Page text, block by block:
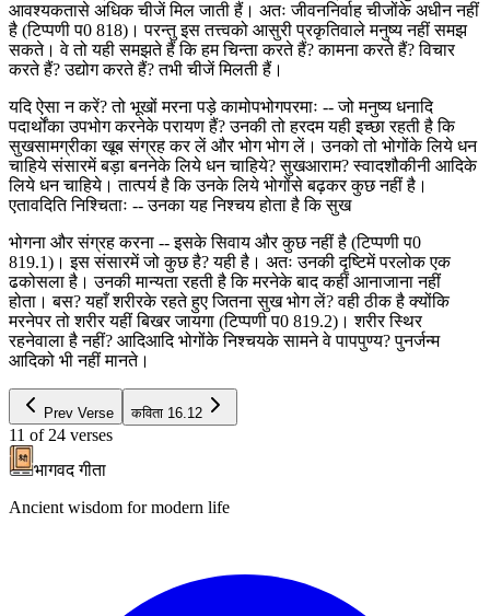
आवश्यकतासे अधिक चीजें मिल जाती हैं। अतः जीवननिर्वाह चीजोंके अधीन नहीं
है (टिप्पणी प0 818)। परन्तु इस तत्त्वको आसुरी प्रकृतिवाले मनुष्य नहीं समझ
सकते। वे तो यही समझते हैं कि हम चिन्ता करते हैं? कामना करते हैं? विचार
करते हैं? उद्योग करते हैं? तभी चीजें मिलती हैं।
यदि ऐसा न करें? तो भूखों मरना पड़े कामोपभोगपरमाः -- जो मनुष्य धनादि
पदार्थोंका उपभोग करनेके परायण हैं? उनकी तो हरदम यही इच्छा रहती है कि
सुखसामग्रीका खूब संग्रह कर लें और भोग भोग लें। उनको तो भोगोंके लिये धन
चाहिये संसारमें बड़ा बननेके लिये धन चाहिये? सुखआराम? स्वादशौकीनी आदिके
लिये धन चाहिये। तात्पर्य है कि उनके लिये भोगोंसे बढ़कर कुछ नहीं है।
एतावदिति निश्चिताः -- उनका यह निश्चय होता है कि सुख
भोगना और संग्रह करना -- इसके सिवाय और कुछ नहीं है (टिप्पणी प0
819.1)। इस संसारमें जो कुछ है? यही है। अतः उनकी दृष्टिमें परलोक एक
ढकोसला है। उनकी मान्यता रहती है कि मरनेके बाद कहीं आनाजाना नहीं
होता। बस? यहाँ शरीरके रहते हुए जितना सुख भोग लें? वही ठीक है क्योंकि
मरनेपर तो शरीर यहीं बिखर जायगा (टिप्पणी प0 819.2)। शरीर स्थिर
रहनेवाला है नहीं? आदिआदि भोगोंके निश्चयके सामने वे पापपुण्य? पुनर्जन्म
आदिको भी नहीं मानते।
Prev Verse कविता 16.12
11 of 24 verses
भागवद गीता
Ancient wisdom for modern life